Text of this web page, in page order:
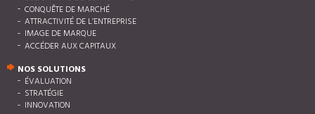
CONQUÊTE DE MARCHÉ
ATTRACTIVITÉ DE L’ENTREPRISE
IMAGE DE MARQUE
ACCÉDER AUX CAPITAUX
NOS SOLUTIONS
ÉVALUATION
STRATÉGIE
INNOVATION